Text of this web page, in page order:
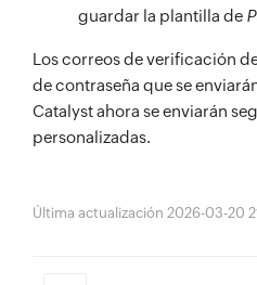
guardar la plantilla de
Los correos de verificación
de contraseña que se
Catalyst ahora se enviarán
personalizadas.
Última actualización 2026-03-20